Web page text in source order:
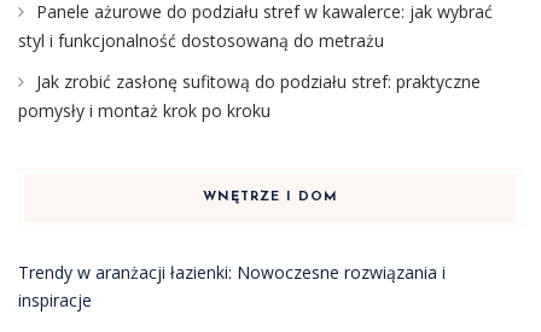
Panele ażurowe do podziału stref w kawalerce: jak wybrać
styl i funkcjonalność dostosowaną do metrażu
Jak zrobić zasłonę sufitową do podziału stref: praktyczne
pomysły i montaż krok po kroku
WNĘTRZE I DOM
Trendy w aranżacji łazienki: Nowoczesne rozwiązania i
inspiracje